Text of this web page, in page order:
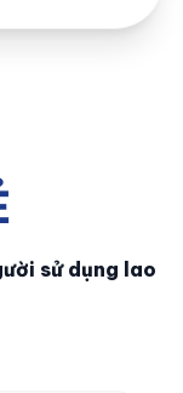
sử dụng lao